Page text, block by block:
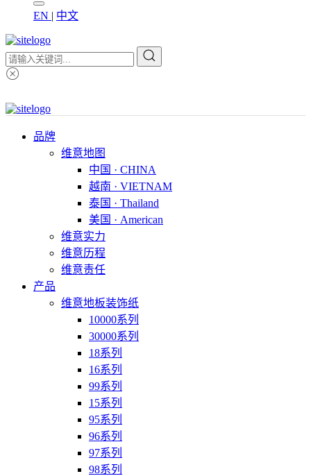
EN | 中文
品牌
维意地图
中国 · CHINA
越南 · VIETNAM
泰国 · Thailand
美国 · American
维意实力
维意历程
维意责任
产品
维意地板装饰纸
10000系列
30000系列
18系列
16系列
99系列
15系列
95系列
96系列
97系列
98系列